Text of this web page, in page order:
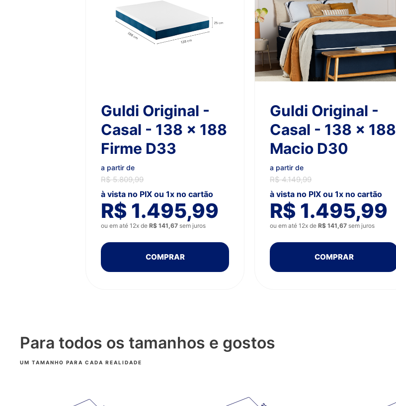
Guldi Original -
Casal - 138 x 188
Firme D33
a partir de
R$ 5.809,99
à vista no PIX ou 1x no cartão
R$ 1.495,99
ou em até 12x de R$ 141,67 sem juros
COMPRAR
Guldi Original -
Casal - 138 x 188
Macio D30
a partir de
R$ 4.149,99
à vista no PIX ou 1x no cartão
R$ 1.495,99
ou em até 12x de R$ 141,67 sem juros
COMPRAR
Para todos os tamanhos e gostos
UM TAMANHO PARA CADA REALIDADE